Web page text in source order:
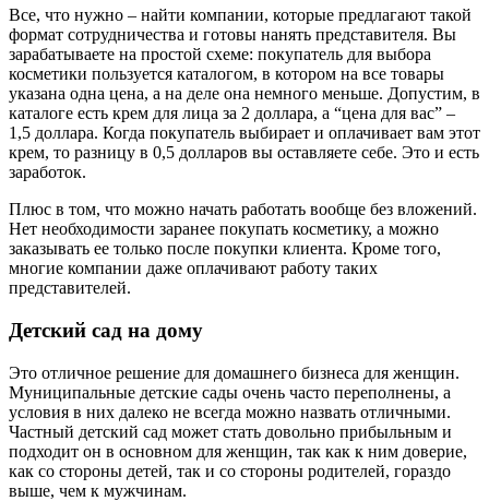
Все, что нужно – найти компании, которые предлагают такой
формат сотрудничества и готовы нанять представителя. Вы
зарабатываете на простой схеме: покупатель для выбора
косметики пользуется каталогом, в котором на все товары
указана одна цена, а на деле она немного меньше. Допустим, в
каталоге есть крем для лица за 2 доллара, а “цена для вас” –
1,5 доллара. Когда покупатель выбирает и оплачивает вам этот
крем, то разницу в 0,5 долларов вы оставляете себе. Это и есть
заработок.
Плюс в том, что можно начать работать вообще без вложений.
Нет необходимости заранее покупать косметику, а можно
заказывать ее только после покупки клиента. Кроме того,
многие компании даже оплачивают работу таких
представителей.
Детский сад на дому
Это отличное решение для домашнего бизнеса для женщин.
Муниципальные детские сады очень часто переполнены, а
условия в них далеко не всегда можно назвать отличными.
Частный детский сад может стать довольно прибыльным и
подходит он в основном для женщин, так как к ним доверие,
как со стороны детей, так и со стороны родителей, гораздо
выше, чем к мужчинам.